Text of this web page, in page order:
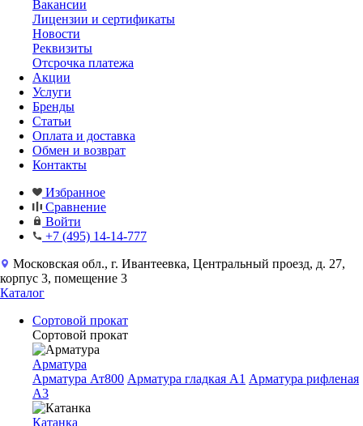
Вакансии
Лицензии и сертификаты
Новости
Реквизиты
Отсрочка платежа
Акции
Услуги
Бренды
Статьи
Оплата и доставка
Обмен и возврат
Контакты
Избранное
Сравнение
Войти
+7 (495) 14-14-777
Московская обл., г. Ивантеевка, Центральный проезд, д. 27,
корпус 3, помещение 3
Каталог
Сортовой прокат
Сортовой прокат
Арматура
Арматура Ат800 Арматура гладкая A1 Арматура рифленая
A3
Катанка